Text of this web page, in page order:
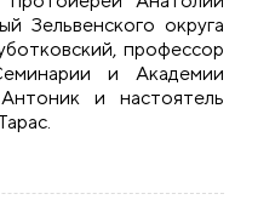
Зельвенского округа
профессор
и Академии
и настоятель
деревни Голынка